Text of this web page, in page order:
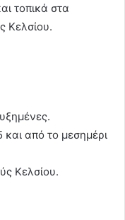
τοπικά στα
Κελσίου.
και από το μεσημέρι
Κελσίου.